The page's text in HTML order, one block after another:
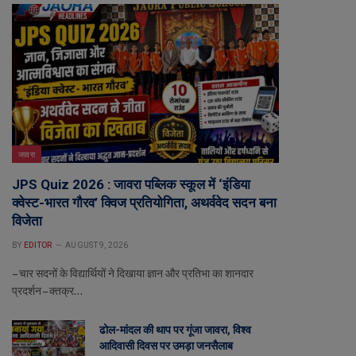
जावरा
JPS Quiz 2026 : जावरा पब्लिक स्कूल में ‘इंडिया
क्वेस्ट-भारत गौरव’ क्विज प्रतियोगिता, अथर्ववेद सदन बना
विजेता
BY EDITOR AUGUST 9, 2026
– चार सदनों के विद्यार्थियों ने दिखाया ज्ञान और प्रतिभा का शानदार
प्रदर्शन – क्तक्र…
ढोल-मांदल की थाप पर गूंजा जावरा, विश्व
आदिवासी दिवस पर उमड़ा जनसैलाब